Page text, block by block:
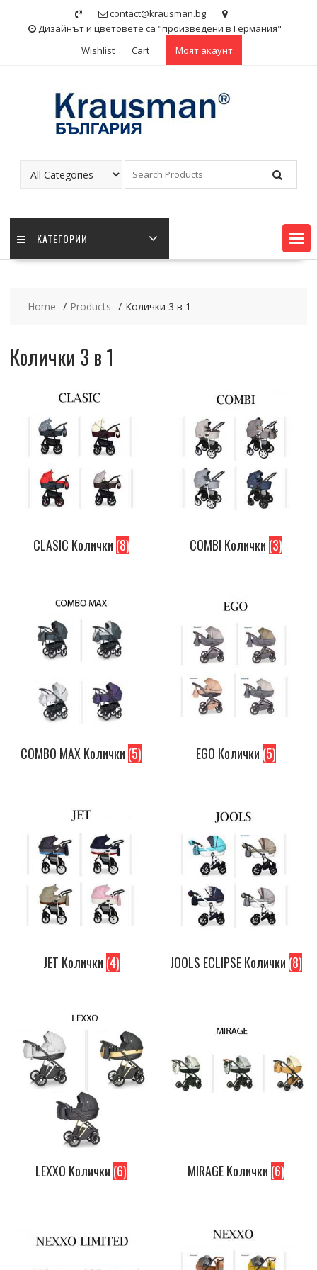
contact@krausman.bg
Дизайнът и цветовете са "произведени в Германия"
Wishlist
Cart Моят акаунт
KАТЕГОРИИ
Home Products Колички 3 в 1
Колички 3 в 1
CLASIC Колички (8) COMBI Колички (3)
COMBO MAX Колички (5) EGO Колички (5)
JET Колички (4) JOOLS ECLIPSE Колички (8)
LEXXO Колички (6) MIRAGE Колички (6)